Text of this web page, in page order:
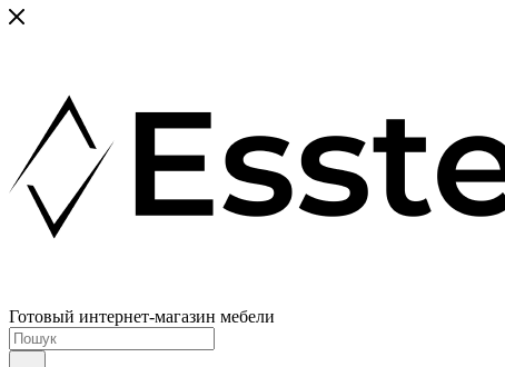
Готовый интернет-магазин мебели